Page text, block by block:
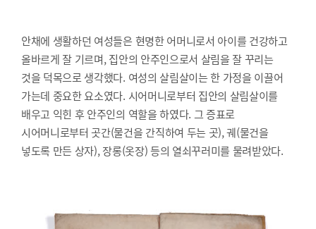
안채에 생활하던 여성들은 현명한 어머니로서 아이를 건강하고
올바르게 잘 기르며, 집안의 안주인으로서 살림을 잘 꾸리는
것을 덕목으로 생각했다. 여성의 살림살이는 한 가정을 이끌어
가는데 중요한 요소였다. 시어머니로부터 집안의 살림살이를
배우고 익힌 후 안주인의 역할을 하였다. 그 증표로
시어머니로부터 곳간(물건을 간직하여 두는 곳), 궤(물건을
넣도록 만든 상자), 장롱(옷장) 등의 열쇠꾸러미를 물려받았다.